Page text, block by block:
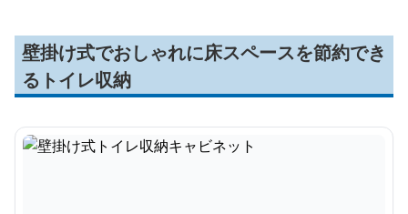
壁掛け式でおしゃれに床スペースを節約でき
るトイレ収納